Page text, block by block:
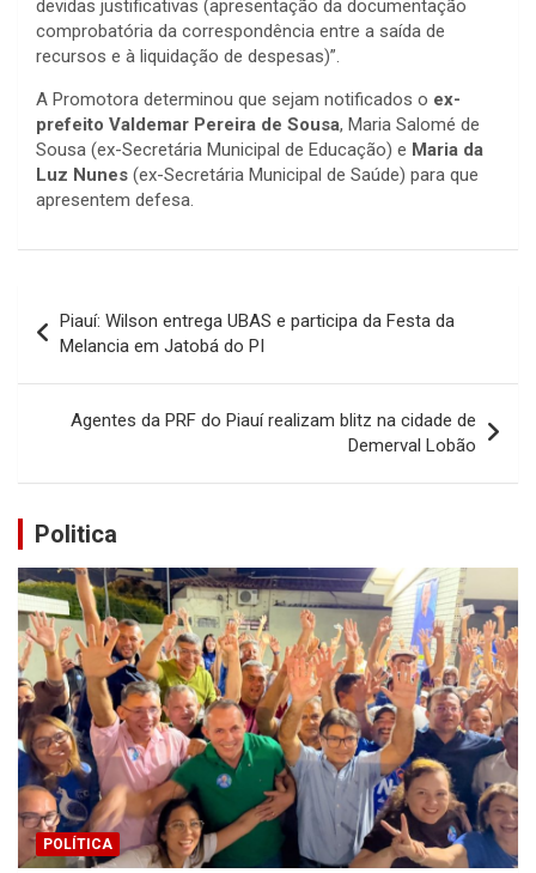
devidas justificativas (apresentação da documentação
comprobatória da correspondência entre a saída de
recursos e à liquidação de despesas)”.
A Promotora determinou que sejam notificados o ex-
prefeito Valdemar Pereira de Sousa, Maria Salomé de
Sousa (ex-Secretária Municipal de Educação) e Maria da
Luz Nunes (ex-Secretária Municipal de Saúde) para que
apresentem defesa.
de
Post
Piauí: Wilson entrega UBAS e participa da Festa da
Melancia em Jatobá do PI
Agentes da PRF do Piauí realizam blitz na cidade de
Demerval Lobão
Politica
POLÍTICA